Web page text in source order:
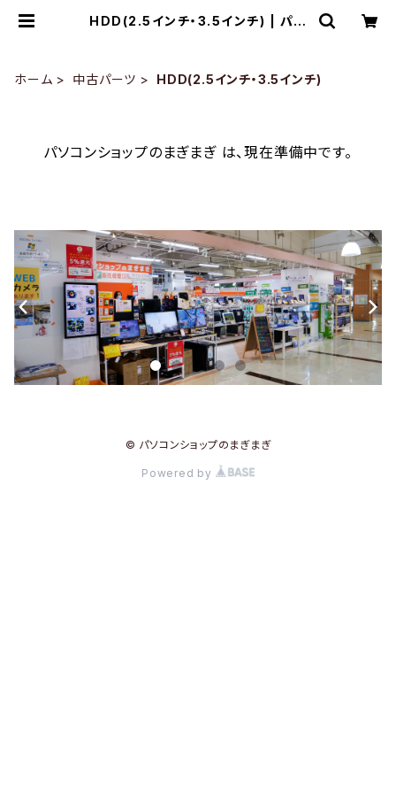
HDD(2.5インチ・3.5インチ) | パソ
ホーム 中古パーツ HDD(2.5インチ・3.5インチ)
パソコンショップのまぎまぎ は、現在準備中です。
© パソコンショップのまぎまぎ
Powered by